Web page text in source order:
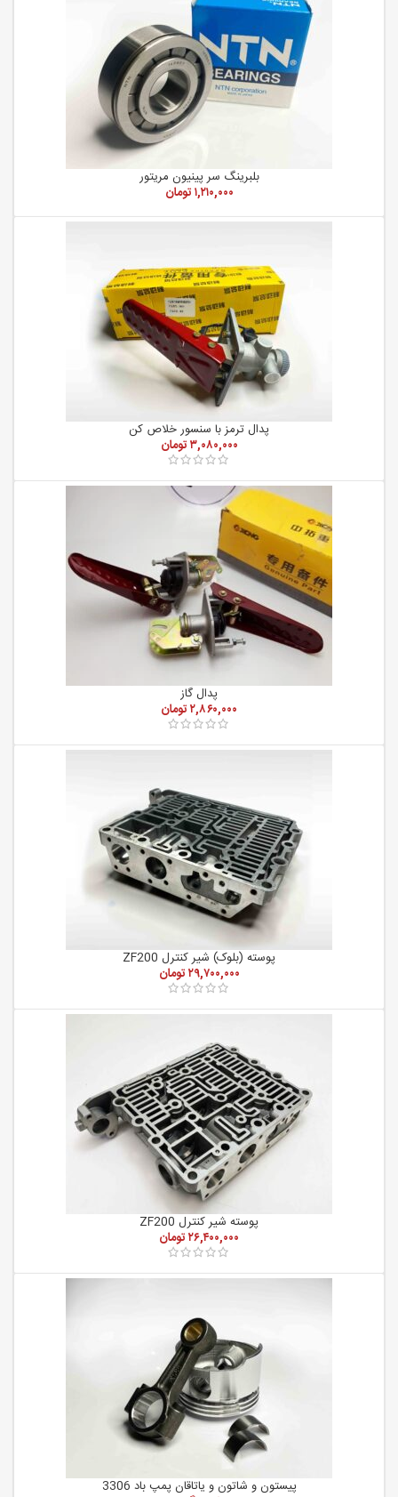
بلبرینگ سر پینیون مریتور
۱,۲۱۰,۰۰۰تومان
پدال ترمز با سنسور خلاص کن
۳,۰۸۰,۰۰۰تومان
پدال گاز
۲,۸۶۰,۰۰۰تومان
پوسته (بلوک) شیر کنترل ZF200
۲۹,۷۰۰,۰۰۰تومان
پوسته شیر کنترل ZF200
۲۶,۴۰۰,۰۰۰تومان
پیستون و شاتون و یاتاقان پمپ باد 3306